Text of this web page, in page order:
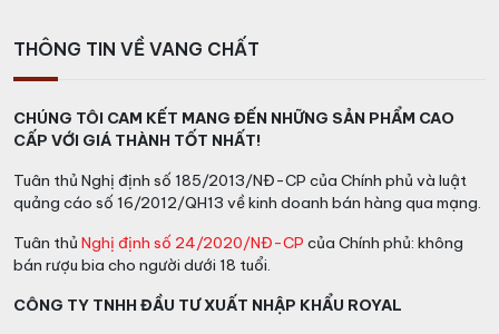
THÔNG TIN VỀ VANG CHẤT
CHÚNG TÔI CAM KẾT MANG ĐẾN NHỮNG SẢN PHẨM CAO
CẤP VỚI GIÁ THÀNH TỐT NHẤT!
Tuân thủ Nghị định số 185/2013/NĐ-CP của Chính phủ và luật
quảng cáo số 16/2012/QH13 về kinh doanh bán hàng qua mạng.
Tuân thủ Nghị định số 24/2020/NĐ-CP của Chính phủ: không
bán rượu bia cho người dưới 18 tuổi.
CÔNG TY TNHH ĐẦU TƯ XUẤT NHẬP KHẨU ROYAL